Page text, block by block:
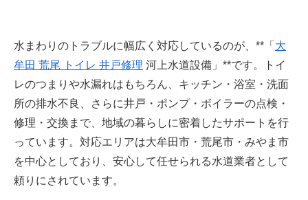
水まわりのトラブルに幅広く対応しているのが、**「 大
牟田 荒尾 トイレ 井戸修理 河上水道設備」**です。トイ
レのつまりや水漏れはもちろん、キッチン・浴室・洗面
所の排水不良、さらに井戸・ポンプ・ボイラーの点検・
修理・交換まで、地域の暮らしに密着したサポートを行
っています。対応エリアは大牟田市・荒尾市・みやま市
を中心としており、安心して任せられる水道業者として
頼りにされています。